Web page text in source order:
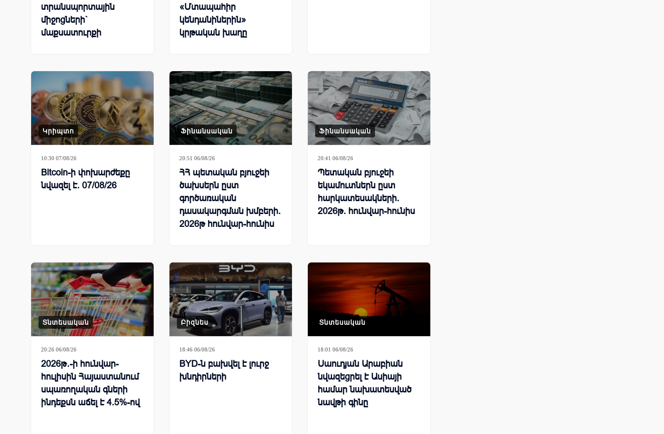
տրանսպորտային
միջոցների`
մաքսատուրքի
ը ներառյալ
«Մտապահիր
կենդանիներին»
կրթական խաղը
Կրիպտո
10:30 07/08/26
Bitcoin-ի փոխարժեքը
նվազել է. 07/08/26
Ֆինանսական
20:51 06/08/26
ՀՀ պետական բյուջեի
ծախսերն ըստ
գործառական
դասակարգման խմբերի.
2026թ հունվար-հունիս
Ֆինանսական
20:41 06/08/26
Պետական բյուջեի
եկամուտներն ըստ
հարկատեսակների.
2026թ. հունվար-հունիս
Տնտեսական
20:26 06/08/26
2026թ․-ի հունվար-
հուլիսին Հայաստանում
սպառողական գների
ինդեքսն աճել է 4.5%-ով
Բիզնես
18:46 06/08/26
BYD-ն բախվել է լուրջ
խնդիրների
Տնտեսական
18:01 06/08/26
Սաուդյան Արաբիան
նվազեցրել է Ասիայի
համար նախատեսված
նավթի գինը